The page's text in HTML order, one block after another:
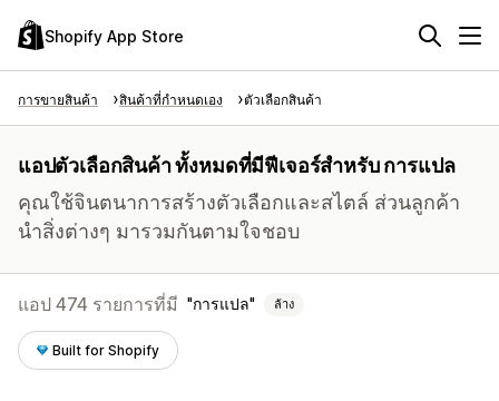
Shopify App Store
การขายสินค้า สินค้าที่กำหนดเอง ตัวเลือกสินค้า
แอปตัวเลือกสินค้า ทั้งหมดที่มีฟีเจอร์สำหรับ การแปล
คุณใช้จินตนาการสร้างตัวเลือกและสไตล์ ส่วนลูกค้า
นำสิ่งต่างๆ มารวมกันตามใจชอบ
แอป 474 รายการที่มี การแปล ล้าง
Built for Shopify